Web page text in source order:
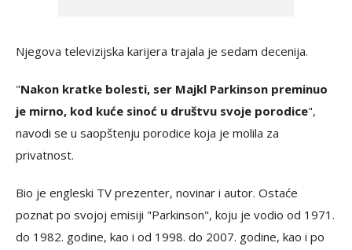
Njegova televizijska karijera trajala je sedam decenija.
"Nakon kratke bolesti, ser Majkl Parkinson preminuo
je mirno, kod kuće sinoć u društvu svoje porodice",
navodi se u saopštenju porodice koja je molila za
privatnost.
Bio je engleski TV prezenter, novinar i autor. Ostaće
poznat po svojoj emisiji "Parkinson", koju je vodio od 1971.
do 1982. godine, kao i od 1998. do 2007. godine, kao i po